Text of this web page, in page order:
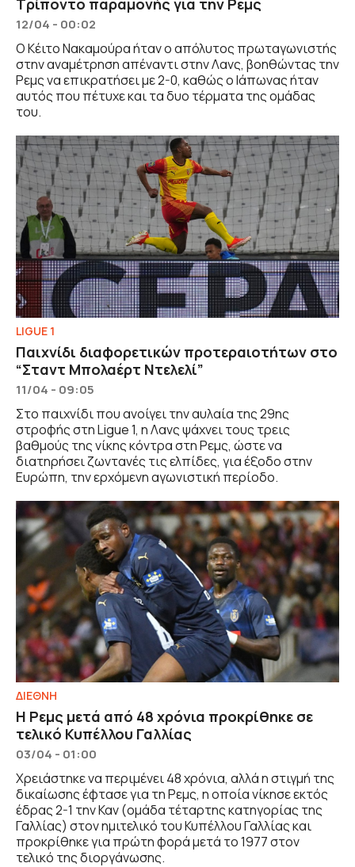
Τρίποντο παραμονής για την Ρεμς
12/04 - 00:02
Ο Κέιτο Νακαμούρα ήταν ο απόλυτος πρωταγωνιστής
στην αναμέτρηση απέναντι στην Λανς, βοηθώντας την
Ρεμς να επικρατήσει με 2-0, καθώς ο Ιάπωνας ήταν
αυτός που πέτυχε και τα δυο τέρματα της ομάδας
του.
LIGUE 1
Παιχνίδι διαφορετικών προτεραιοτήτων στο
“Σταντ Μπολαέρτ Ντελελί”
11/04 - 09:05
Στο παιχνίδι που ανοίγει την αυλαία της 29ης
στροφής στη Ligue 1, η Λανς ψάχνει τους τρεις
βαθμούς της νίκης κόντρα στη Ρεμς, ώστε να
διατηρήσει ζωντανές τις ελπίδες, για έξοδο στην
Ευρώπη, την ερχόμενη αγωνιστική περίοδο.
ΔΙΕΘΝΗ
Η Ρεμς μετά από 48 χρόνια προκρίθηκε σε
τελικό Κυπέλλου Γαλλίας
03/04 - 01:00
Χρειάστηκε να περιμένει 48 χρόνια, αλλά η στιγμή της
δικαίωσης έφτασε για τη Ρεμς, η οποία νίκησε εκτός
έδρας 2-1 την Καν (ομάδα τέταρτης κατηγορίας της
Γαλλίας) στον ημιτελικό του Κυπέλλου Γαλλίας και
προκρίθηκε για πρώτη φορά μετά το 1977 στον
τελικό της διοργάνωσης.